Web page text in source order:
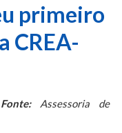
primeiro
CREA-
Fonte:Assessoria de